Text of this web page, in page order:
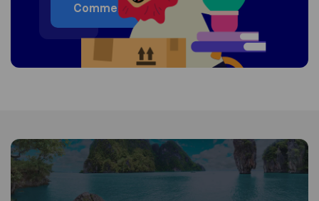
Informations sur la Thaïlande
Commencer